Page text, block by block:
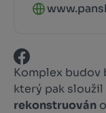
Komplex budov
který pak
rekonstruován